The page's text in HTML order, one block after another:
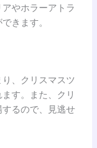
やホラーアトラ
きます。
、クリスマスツ
す。また、クリ
るので、見逃せ